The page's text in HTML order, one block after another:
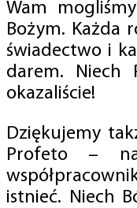
Wam
Bożym. Każda
świadectwo i
darem. Niech
okazaliście!
Dziękujemy
Profeto –
istnieć. Niech